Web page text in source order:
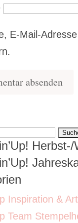
E-Mail-
Inspiration & Art
Team